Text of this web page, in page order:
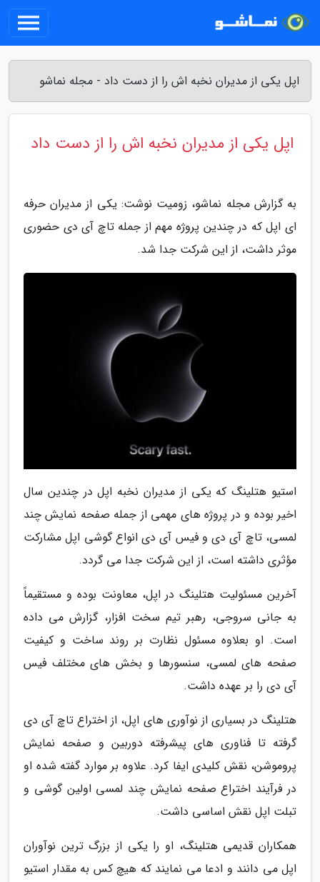
اپل یکی از مدیران نخبه اش را از دست داد - مجله نماشو
اپل یکی از مدیران نخبه اش را از دست داد
به گزارش مجله نماشو، زومیت نوشت: یکی از مدیران حرفه
ای اپل که در چندین پروژه مهم از جمله تاچ آی دی حضوری
موثر داشت، از این شرکت جدا شد.
استیو هتلینگ که یکی از مدیران نخبه اپل در چندین سال
اخیر بوده و در پروژه های مهمی از جمله صفحه نمایش چند
لمسی، تاچ آی دی و فیس آی دی انواع گوشی اپل مشارکت
مؤثری داشته است، از این شرکت جدا می گردد.
آخرین مسئولیت هتلینگ در اپل، معاونت بوده و مستقیماً
به جانی سروجی، رهبر تیم سخت افزار، گزارش می داده
است. او بعلاوه مسئول نظارت بر روند ساخت و کیفیت
صفحه های لمسی، سنسورها و بخش های مختلف فیس
آی دی را بر عهده داشت.
هتلینگ در بسیاری از نوآوری های اپل، از اختراع تاچ آی دی
گرفته تا فناوری های پیشرفته دوربین و صفحه نمایش
پروموشن، نقش کلیدی ایفا کرد. علاوه بر موارد گفته شده او
در فرآیند اختراع صفحه نمایش چند لمسی اولین گوشی و
تبلت اپل نقش اساسی داشت.
همکاران قدیمی هتلینگ، او را یکی از بزرگ ترین نوآوران
اپل می دانند و ادعا می نمایند که هیچ کس به مقدار استیو